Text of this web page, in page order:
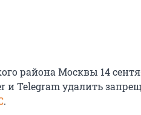
района Москвы 14
и Telegram удалить
.